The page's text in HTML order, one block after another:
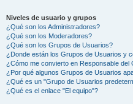
Niveles de usuario y grupos
¿Qué son los Administradores?
¿Qué son los Moderadores?
¿Qué son los Grupos de Usuarios?
¿Donde están los Grupos de Usuarios y
¿Cómo me convierto en Responsable del
¿Por qué algunos Grupos de Usuarios
¿Qué es un "Grupo de Usuarios
¿Qué es el enlace "El equipo"?